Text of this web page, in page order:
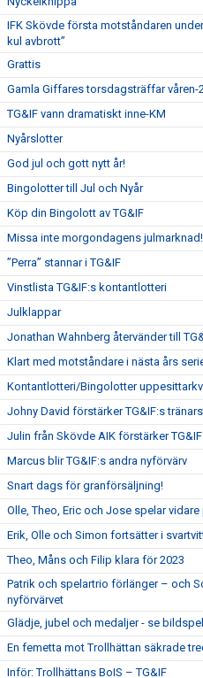
IFK Skövde första motståndaren
kul avbrott”
Grattis
Gamla Giffares torsdagsträffar våren-
TG&IF vann dramatiskt inne-KM
Nyårslotter
God jul och gott nytt år!
Bingolotter till Jul och Nyår
Köp din Bingolott av TG&IF
Missa inte morgondagens julmarknad!
”Perra” stannar i TG&IF
Vinstlista TG&IF:s kontantlotteri
Julklappar
Jonathan Wahnberg återvänder till
Klart med motståndare i nästa års
Kontantlotteri/Bingolotter
Johny David förstärker TG&IF:s
Julin från Skövde AIK förstärker TG&IF
Marcus blir TG&IF:s andra nyförvärv
Snart dags för granförsäljning!
Olle, Theo, Eric och Jose spelar
Erik, Olle och Simon fortsätter i
Theo, Måns och Filip klara för 2023
Patrik och spelartrio förlänger – och
nyförvärvet
Glädje, jubel och medaljer - se
En femetta mot Trollhättan säkrade
Inför: Trollhättans BoIS – TG&IF